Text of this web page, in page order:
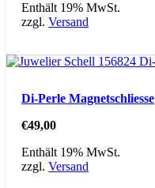
Enthält 19% MwSt.
zzgl.Versand
Di-Perle Magnetschliesse
€49,00
Enthält 19% MwSt.
zzgl.Versand